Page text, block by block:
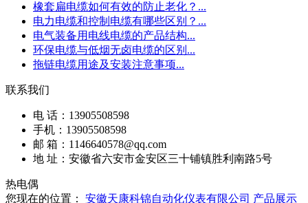
橡套扁电缆如何有效的防止老化？ ...
电力电缆和控制电缆有哪些区别？ ...
电气装备用电线电缆的产品结构...
环保电缆与低烟无卤电缆的区别 ...
拖链电缆用途及安装注意事项...
联系我们
电 话：13905508598
手机：13905508598
邮 箱：1146640578@qq.com
地 址：安徽省六安市金安区三十铺镇胜利南路5号
热电偶
您现在的位置： 安徽天康科锦自动化仪表有限公司 产品展示